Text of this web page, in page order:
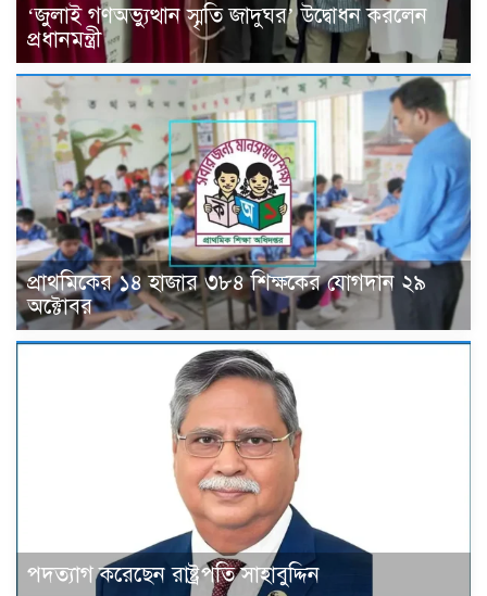
‘জুলাই গণঅভ্যুত্থান স্মৃতি জাদুঘর’ উদ্বোধন করলেন
প্রধানমন্ত্রী
প্রাথমিকের ১৪ হাজার ৩৮৪ শিক্ষকের যোগদান ২৯
অক্টোবর
পদত্যাগ করেছেন রাষ্ট্রপতি সাহাবুদ্দিন